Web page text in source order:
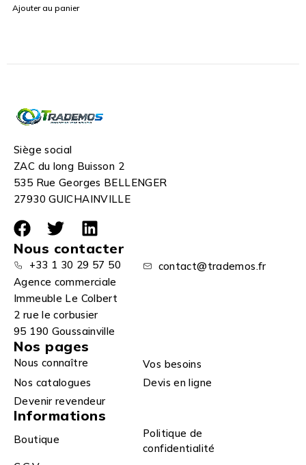
Ajouter au panier
Siège social
ZAC du long Buisson 2
535 Rue Georges BELLENGER
27930 GUICHAINVILLE
Nous contacter
+33 1 30 29 57 50
contact@trademos.fr
Agence commerciale
Immeuble Le Colbert
2 rue le corbusier
95 190 Goussainville
Nos pages
Nous connaître
Vos besoins
Nos catalogues
Devis en ligne
Devenir revendeur
Informations
Boutique
Politique de
confidentialité